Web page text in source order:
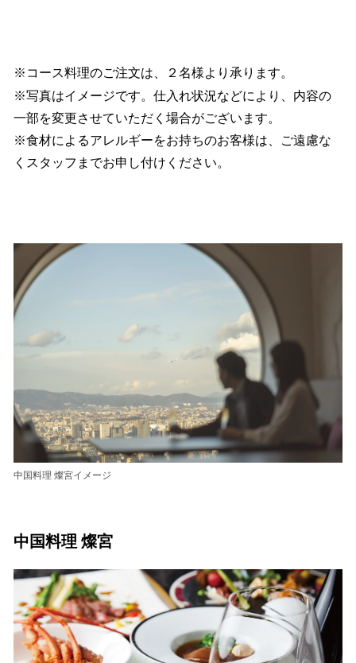
※コース料理のご注文は、２名様より承ります。
※写真はイメージです。仕入れ状況などにより、内容の
一部を変更させていただく場合がございます。
※食材によるアレルギーをお持ちのお客様は、ご遠慮な
くスタッフまでお申し付けください。
中国料理 燦宮イメージ
中国料理 燦宮